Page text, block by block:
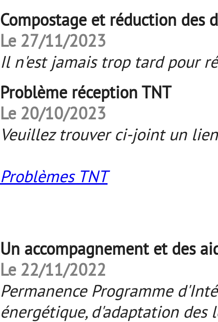
Compostage et réduction des
Le 27/11/2023
Il n'est jamais trop tard pour
Problème réception TNT
Le 20/10/2023
Veuillez trouver ci-joint un
Problèmes TNT
Un accompagnement et des
Le 22/11/2022
Permanence Programme
énergétique, d'adaptation